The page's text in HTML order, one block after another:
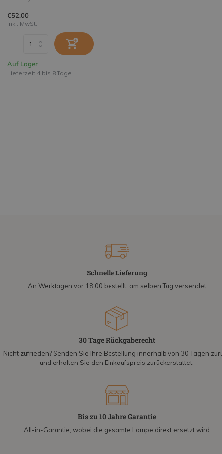
€52,00
inkl. MwSt.
Auf Lager
Lieferzeit 4 bis 8 Tage
Schnelle Lieferung
An Werktagen vor 18:00 bestellt, am selben Tag versendet
30 Tage Rückgaberecht
Nicht zufrieden? Senden Sie Ihre Bestellung innerhalb von 30 Tagen
und erhalten Sie den Einkaufspreis zurückerstattet.
Bis zu 10 Jahre Garantie
All-in-Garantie, wobei die gesamte Lampe direkt ersetzt wird